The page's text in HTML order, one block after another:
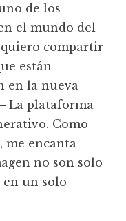
de los
el mundo del
quiero compartir
están
en la nueva
La plataforma
. Como
me encanta
no son solo
en un solo